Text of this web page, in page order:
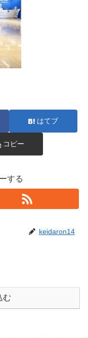
はてブ
コピー
する
keidaron14
む